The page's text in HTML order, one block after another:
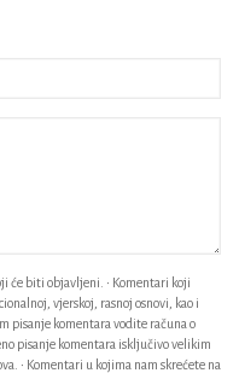
će biti objavljeni. • Komentari koji
vjerskoj, rasnoj osnovi, kao i
pisanje komentara vodite računa o
pisanje komentara isključivo velikim
• Komentari u kojima nam skrećete na